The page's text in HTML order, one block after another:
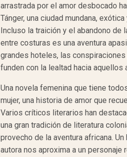
arrastrada por el amor des­bocado
Tánger, una ciudad mundana,
Incluso la traición y el abandono
entre costuras es una aventu­ra
grandes hoteles, las
funden con la lealtad hacia
Una novela femenina que tiene
mujer, una historia de amor que
Varios críticos literarios han
una gran tradición de literatura
prove­cho de la aventura africana.
autora nos aproxima a un personaje